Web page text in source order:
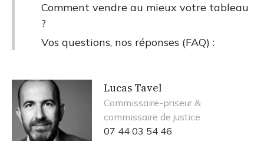
Comment vendre au mieux votre tableau
?
Vos questions, nos réponses (FAQ) :
Lucas Tavel
Commissaire-priseur &
commissaire de justice
07 44 03 54 46